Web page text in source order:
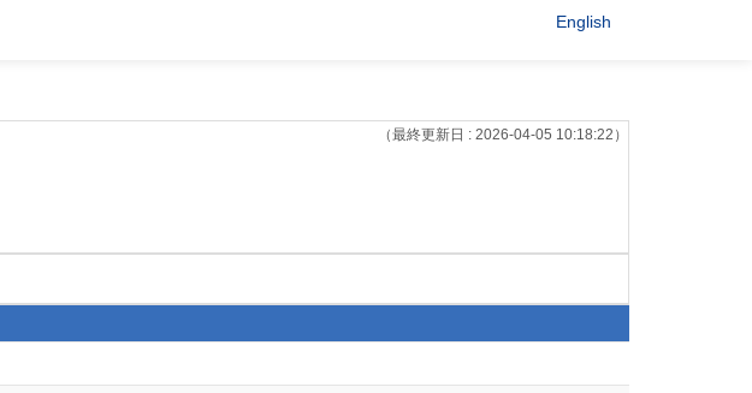
English
（最終更新日 : 2026-04-05 10:18:22）